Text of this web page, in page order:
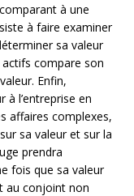
à une
à faire examiner
sa valeur
actifs compare son
Enfin,
à l’entreprise en
affaires complexes,
sa valeur et sur la
prendra
fois que sa valeur
au conjoint non